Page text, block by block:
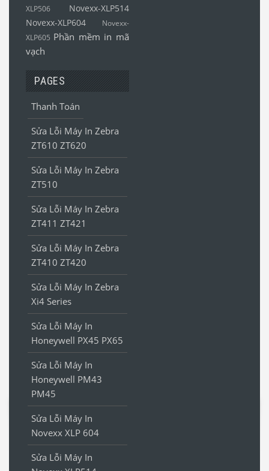
XLP506
Novexx-XLP514
Novexx-XLP604
Novexx-
XLP605 Phần mềm in mã
vạch
PAGES
Thanh Toán
Sửa Lỗi Máy In Zebra
ZT610 ZT620
Sửa Lỗi Máy In Zebra
ZT510
Sửa Lỗi Máy In Zebra
ZT411 ZT421
Sửa Lỗi Máy In Zebra
ZT410 ZT420
Sửa Lỗi Máy In Zebra
Xi4 Series
Sửa Lỗi Máy In
Honeywell PX45 PX65
Sửa Lỗi Máy In
Honeywell PM43
PM45
Sửa Lỗi Máy In
Novexx XLP 604
Sửa Lỗi Máy In